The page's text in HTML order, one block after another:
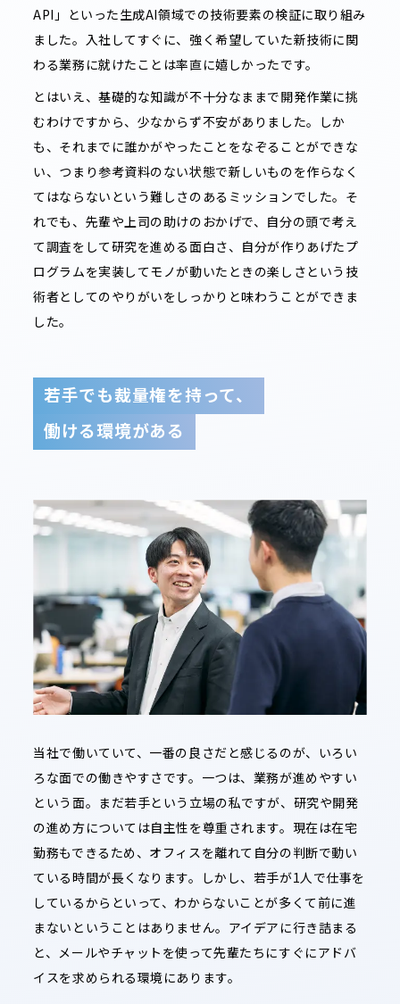
API」といった生成AI領域での技術要素の検証に取り組み
ました。入社してすぐに、強く希望していた新技術に関
わる業務に就けたことは率直に嬉しかったです。
とはいえ、基礎的な知識が不十分なままで開発作業に挑
むわけですから、少なからず不安がありました。しか
も、それまでに誰かがやったことをなぞることができな
い、つまり参考資料のない状態で新しいものを作らなく
てはならないという難しさのあるミッションでした。そ
れでも、先輩や上司の助けのおかげで、自分の頭で考え
て調査をして研究を進める面白さ、自分が作りあげたプ
ログラムを実装してモノが動いたときの楽しさという技
術者としてのやりがいをしっかりと味わうことができま
した。
若手でも裁量権を持って、
働ける環境がある
当社で働いていて、一番の良さだと感じるのが、いろい
ろな面での働きやすさです。一つは、業務が進めやすい
という面。まだ若手という立場の私ですが、研究や開発
の進め方については自主性を尊重されます。現在は在宅
勤務もできるため、オフィスを離れて自分の判断で動い
ている時間が長くなります。しかし、若手が1人で仕事を
しているからといって、わからないことが多くて前に進
まないということはありません。アイデアに行き詰まる
と、メールやチャットを使って先輩たちにすぐにアドバ
イスを求められる環境にあります。